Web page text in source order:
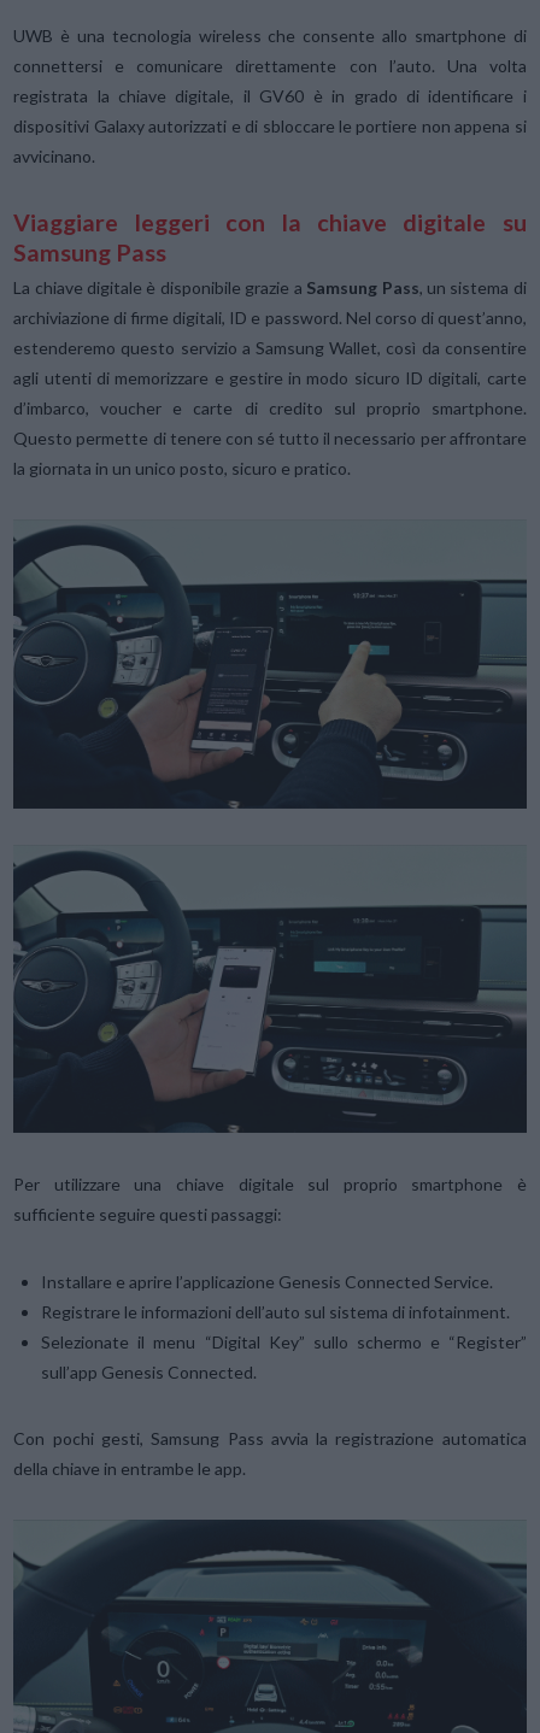
UWB è una tecnologia wireless che consente allo smartphone di
connettersi e comunicare direttamente con l’auto. Una volta
registrata la chiave digitale, il GV60 è in grado di identificare i
dispositivi Galaxy autorizzati e di sbloccare le portiere non appena si
avvicinano.
Viaggiare leggeri con la chiave digitale su
Samsung Pass
La chiave digitale è disponibile grazie a Samsung Pass, un sistema di
archiviazione di firme digitali, ID e password. Nel corso di quest’anno,
estenderemo questo servizio a Samsung Wallet, così da consentire
agli utenti di memorizzare e gestire in modo sicuro ID digitali, carte
d’imbarco, voucher e carte di credito sul proprio smartphone.
Questo permette di tenere con sé tutto il necessario per affrontare
la giornata in un unico posto, sicuro e pratico.
Per utilizzare una chiave digitale sul proprio smartphone è
sufficiente seguire questi passaggi:
Installare e aprire l’applicazione Genesis Connected Service.
Registrare le informazioni dell’auto sul sistema di infotainment.
Selezionate il menu “Digital Key” sullo schermo e “Register”
sull’app Genesis Connected.
Con pochi gesti, Samsung Pass avvia la registrazione automatica
della chiave in entrambe le app.